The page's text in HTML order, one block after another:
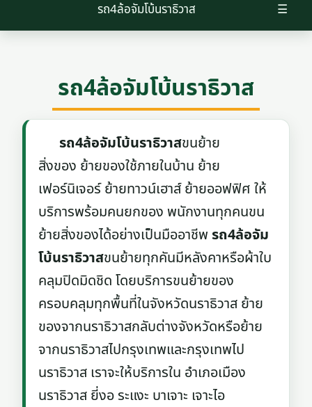
☰
รถ4ล้อจัมโบ้นราธิวาส
รถ4ล้อจัมโบ้นราธิวาส
รถ4ล้อจัมโบ้นราธิวาสขนย้าย
สิ่งของ ย้ายของใช้ภายในบ้าน ย้าย
เฟอร์นิเจอร์ ย้ายทาวน์เฮาส์ ย้ายออฟฟิศ ให้
บริการพร้อมคนยกของ พนักงานทุกคนขน
ย้ายสิ่งของได้อย่างเป็นมืออาชีพรถ4ล้อจัม
โบ้นราธิวาสขนย้ายทุกคันมีหลังคาหรือผ้าใบ
คลุมปิดมิดชิด โดยบริการขนย้ายของ
ครอบคลุมทุกพื้นที่ในจังหวัดนราธิวาส ย้าย
ของจากนราธิวาสกลับต่างจังหวัดหรือย้าย
จากนราธิวาสไปกรุงเทพและกรุงเทพไป
นราธิวาส เราจะให้บริการใน อำเภอเมือง
นราธิวาส ยี่งอ ระแงะ บาเจาะ เจาะไอ